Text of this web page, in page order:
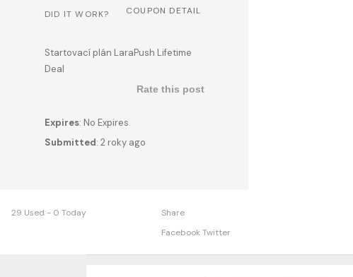
DID IT WORK? COUPON DETAIL
Startovací plán LaraPush Lifetime
Deal
Rate this post
Expires: No Expires
Submitted: 2 roky ago
29 Used - 0 Today
Share
FacebookTwitter